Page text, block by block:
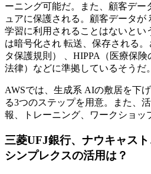
ーニング可能だ。また、顧客デー
ュアに保護される。顧客データ
学習に利用されることはないとい
は暗号化され 転送、保存される
タ保護規則） 、HIPPA（医療保
法律）などに準拠しているそうだ。
AWSでは、生成系 AIの敷居を下
る3つのステップを用意。また、
報、トレーニング、ワークショッ
三菱UFJ銀行、ナウキャスト
シンプレクスの活用は？